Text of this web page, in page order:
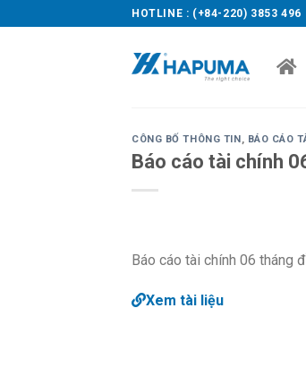
to
HOTLINE : (+84-220) 3853 496
CÔNG BỐ THÔNG TIN, BÁO CÁO
Báo cáo tài chính
Báo cáo tài chính 06 tháng
Xem tài liệu